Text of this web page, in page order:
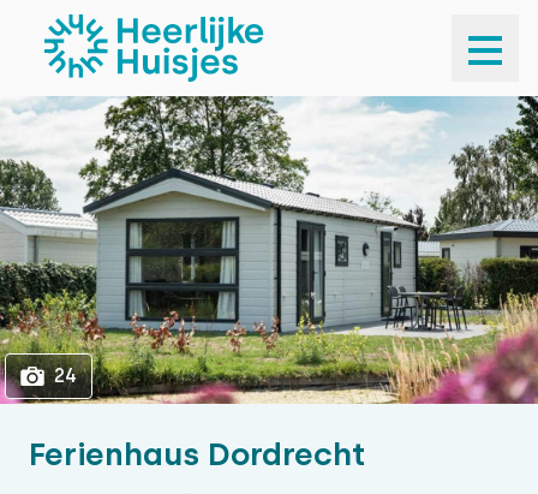
1
Ferienhaus Dordrecht
24